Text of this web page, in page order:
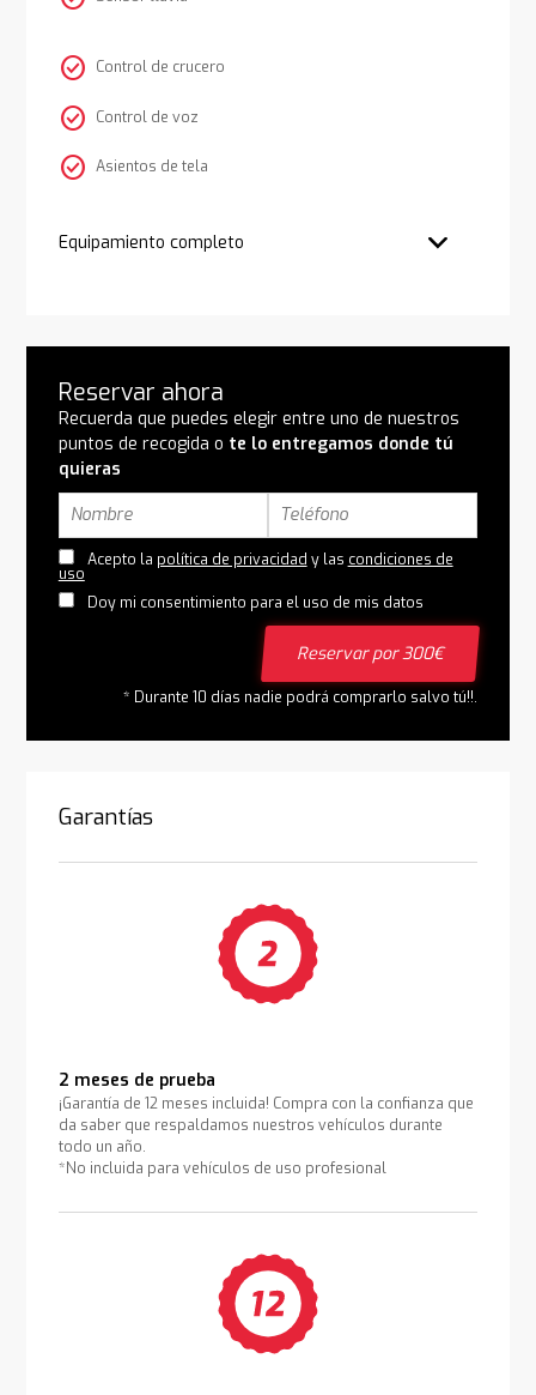
check_circle Control de crucero
check_circle Control de voz
check_circle Asientos de tela
Equipamiento completo
Reservar ahora
Recuerda que puedes elegir entre uno de nuestros
puntos de recogida o te lo entregamos donde tú
quieras
Acepto la política de privacidad y las condiciones de
uso
Doy mi consentimiento para el uso de mis datos
Reservar por 300€
* Durante 10 días nadie podrá comprarlo salvo tú!!.
Garantías
2 meses de prueba
¡Garantía de 12 meses incluida! Compra con la confianza que
da saber que respaldamos nuestros vehículos durante
todo un año.
*No incluida para vehículos de uso profesional